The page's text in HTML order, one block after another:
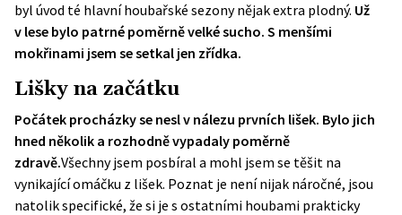
byl úvod té hlavní houbařské sezony nějak extra plodný. Už
v lese bylo patrné poměrně velké sucho. S menšími
mokřinami jsem se setkal jen zřídka.
Lišky na začátku
Počátek procházky se nesl v nálezu prvních lišek. Bylo jich
hned několik a rozhodně vypadaly poměrně
zdravě.Všechny jsem posbíral a mohl jsem se těšit na
vynikající omáčku z lišek. Poznat je není nijak náročné, jsou
natolik specifické, že si je s ostatními houbami prakticky